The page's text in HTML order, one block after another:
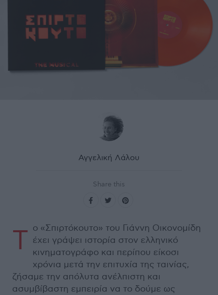
Αγγελική Λάλου
Share this
Τ ο «Σπιρτόκουτο» του Γιάννη Οικονομίδη
έχει γράψει ιστορία στον ελληνικό
κινηματογράφο και περίπου είκοσι
χρόνια μετά την επιτυχία της ταινίας,
ζήσαμε την απόλυτα ανέλπιστη και
ασυμβίβαστη εμπειρία να το δούμε ως